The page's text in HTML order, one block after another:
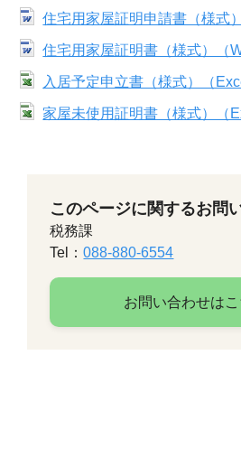
住宅用家屋証明申請書（様式
住宅用家屋証明書（様式）（
入居予定申立書（様式）（
家屋未使用証明書（様式）（
このページに関するお問
税務課
Tel：088-880-6554
お問い合わせはこ